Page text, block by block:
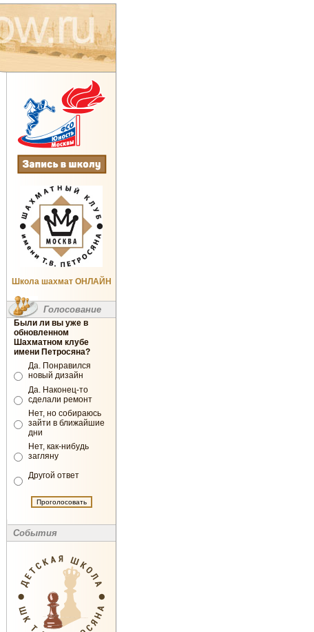
Школа шахмат ОНЛАЙН
Голосование
Были ли вы уже в
обновленном
Шахматном клубе
имени Петросяна?
Да. Понравился
новый дизайн
Да. Наконец-то
сделали ремонт
Нет, но собираюсь
зайти в ближайшие
дни
Нет, как-нибудь
загляну
Другой ответ
События